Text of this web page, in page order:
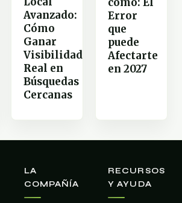
Avanzado:
Cómo
Ganar
Visibilidad
Real en
Búsquedas
Cercanas
Error
que
puede
Afectarte
en 2027
LA
COMPAÑÍA
RECURSOS
Y AYUDA